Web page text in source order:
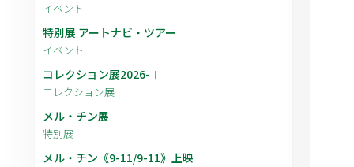
イベント
特別展 アートナビ・ツアー
イベント
コレクション展2026-Ⅰ
コレクション展
メル・チン展
特別展
メル・チン《9-11/9-11》上映